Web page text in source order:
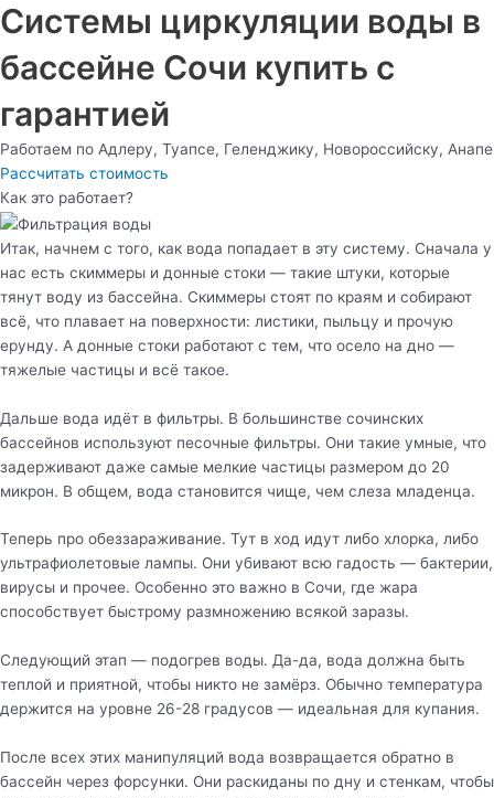
Системы циркуляции воды в
бассейне Сочи купить с
гарантией
Работаем по Адлеру, Туапсе, Геленджику, Новороссийску, Анапе
Рассчитать стоимость
Как это работает?
Итак, начнем с того, как вода попадает в эту систему. Сначала у
нас есть скиммеры и донные стоки — такие штуки, которые
тянут воду из бассейна. Скиммеры стоят по краям и собирают
всё, что плавает на поверхности: листики, пыльцу и прочую
ерунду. А донные стоки работают с тем, что осело на дно —
тяжелые частицы и всё такое.
Дальше вода идёт в фильтры. В большинстве сочинских
бассейнов используют песочные фильтры. Они такие умные, что
задерживают даже самые мелкие частицы размером до 20
микрон. В общем, вода становится чище, чем слеза младенца.
Теперь про обеззараживание. Тут в ход идут либо хлорка, либо
ультрафиолетовые лампы. Они убивают всю гадость — бактерии,
вирусы и прочее. Особенно это важно в Сочи, где жара
способствует быстрому размножению всякой заразы.
Следующий этап — подогрев воды. Да-да, вода должна быть
теплой и приятной, чтобы никто не замёрз. Обычно температура
держится на уровне 26-28 градусов — идеальная для купания.
После всех этих манипуляций вода возвращается обратно в
бассейн через форсунки. Они раскиданы по дну и стенкам, чтобы